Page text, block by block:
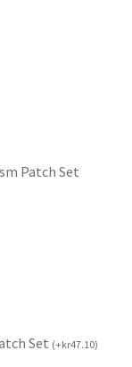
Patch Set
Set (+kr47.10)